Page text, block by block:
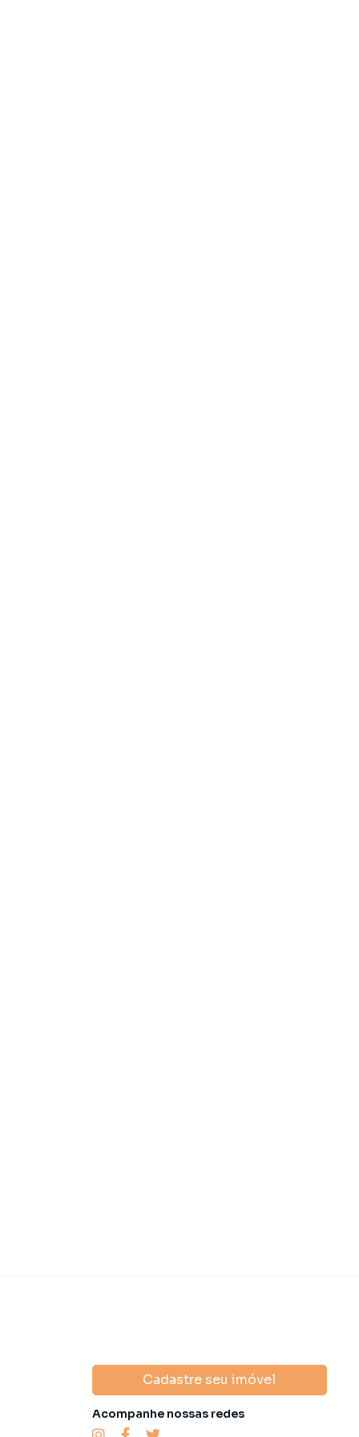
Cadastre seu imóvel
Acompanhe nossas redes